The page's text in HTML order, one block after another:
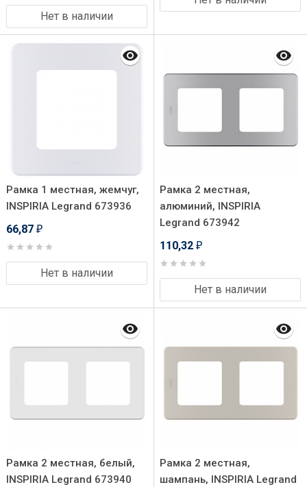
Нет в наличии
Рамка 1 местная, жемчуг,
INSPIRIA Legrand 673936
66,87 ₽
Нет в наличии
Рамка 2 местная,
алюминий, INSPIRIA
Legrand 673942
110,32 ₽
Нет в наличии
Рамка 2 местная, белый,
INSPIRIA Legrand 673940
Рамка 2 местная,
шампань, INSPIRIA Legrand